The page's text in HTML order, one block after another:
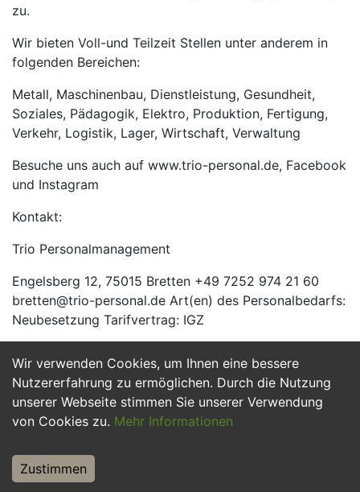
Wir verwenden Cookies, um Ihnen eine bessere
Nutzererfahrung zu ermöglichen. Durch die Nutzung
unserer Webseite stimmen Sie unserer Verwendung
von Cookies zu. Mehr Informationen
Zustimmen
zu.
Wir bieten Voll-und Teilzeit Stellen unter anderem in
folgenden Bereichen:
Metall, Maschinenbau, Dienstleistung, Gesundheit,
Soziales, Pädagogik, Elektro, Produktion, Fertigung,
Verkehr, Logistik, Lager, Wirtschaft, Verwaltung
Besuche uns auch auf www.trio-personal.de, Facebook
und Instagram
Kontakt:
Trio Personalmanagement
Engelsberg 12, 75015 Bretten +49 7252 974 21 60
bretten@trio-personal.de Art(en) des Personalbedarfs:
Neubesetzung Tarifvertrag: IGZ
Jetzt Bewerben